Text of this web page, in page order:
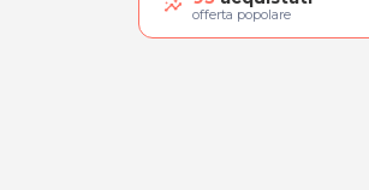
offerta popolare